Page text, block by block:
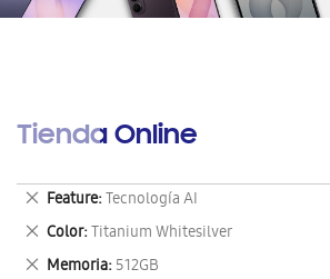
Tienda Online
Feature Tecnología AI
Eliminar
este
artículo
Color Titanium Whitesilver
Eliminar
este
Memoria 512GB
Eliminar